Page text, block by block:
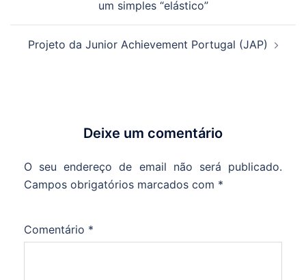
um simples “elástico”
Projeto da Junior Achievement Portugal (JAP)
Deixe um comentário
O seu endereço de email não será publicado.
Campos obrigatórios marcados com *
Comentário *